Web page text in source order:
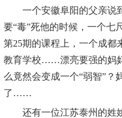
一个安徽阜阳的父亲说
要“毒”死他的时候，一个
第25期的课程上，一个成都
教育学校……漂亮要强的妈
么竟然会变成一个“弱智”？
了……
还有一位江苏泰州的姓